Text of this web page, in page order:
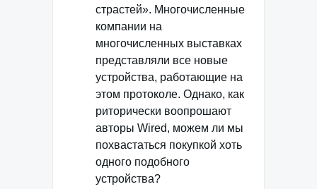
страстей». Многочисленные
компании на
многочисленных выставках
представляли все новые
устройства, работающие на
этом протоколе. Однако, как
риторически воопрошают
авторы Wired, можем ли мы
похвастаться покупкой хоть
одного подобного
устройства?